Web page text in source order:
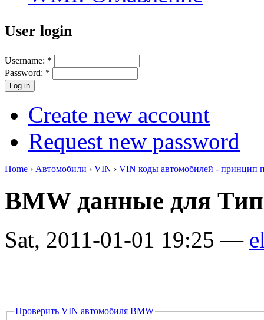
User login
Username: *
Password: *
Create new account
Request new password
Home › Автомобили › VIN › VIN коды автомобилей - принцип
BMW данные для
Sat, 2011-01-01 19:25 —
Проверить VIN автомобиля BMW